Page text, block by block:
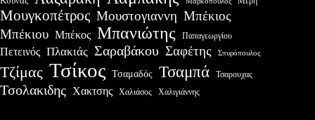
Μουγκοπέτρος Μουστογιαννη Μπέκιος
Μπέκιου Μπέκος Μπανιώτης Παπαγεωργίου
Πετεινός Πλακιάς Σαραβάκου Σαφέτης Σπυρόπουλος
Τζίμας Τσίκος Τσαμαδός Τσαμπά Τσαρουχας
Τσολακιδης Χακτσης Χαλιάσος Χαλιγιάννης